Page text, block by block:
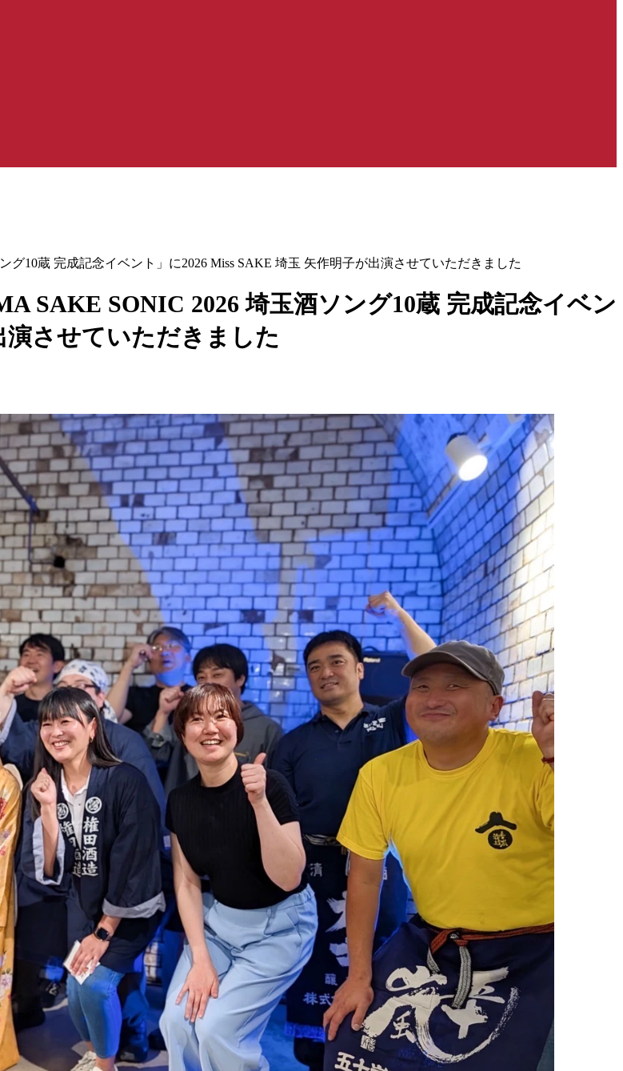
10蔵 完成記念イベント」に2026 Miss SAKE 埼玉 矢作明子が出演させていただきました
SAKE SONIC 2026 埼玉酒ソング10蔵 完成記念イベン
演させていただきました